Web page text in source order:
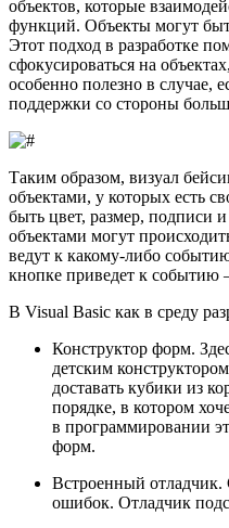
объектов, которые
функций. Объекты могут
Этот подход в разработке
сфокусироваться на
особенно полезно в случае,
поддержки со стороны
Таким образом, визуал
объектами, у которых есть
быть цвет, размер, подписи
объектами могут
ведут к какому-либо
кнопке приведет к
В Visual Basic как в среду
Конструктор форм.
детским
доставать кубики из
порядке, в котором
в программировании
форм.
Встроенный
ошибок. Отладчик